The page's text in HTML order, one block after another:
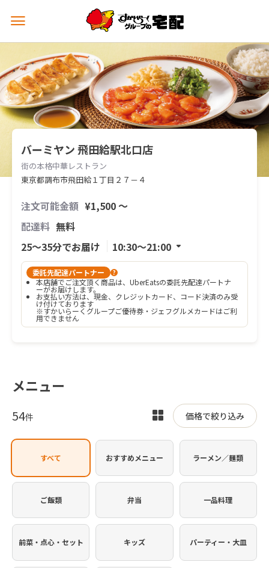
メ
ュ
ー
を
開
く
バーミヤン 飛田給駅北口店
街の本格中華レストラン
東京都調布市飛田給１丁目２７－４
注文可能金額 ¥1,500 〜
配達料 無料
25〜35分でお届け
10:30〜21:00
委託先配達パートナー ?
本店舗でご注文頂く商品は、UberEatsの委託先配達パートナ
ーがお届けします。
お支払い方法は、現金、クレジットカード、コード決済のみ受
け付けております
※すかいらーくグループご優待券・ジェフグルメカードはご利
用できません
メニュー
54件
表
を
り
価格で絞り込み
すべて おすすめメニュー ラーメン／麺類
ご飯類 弁当 一品料理
前菜・点心・セット キッズ パーティー・大皿